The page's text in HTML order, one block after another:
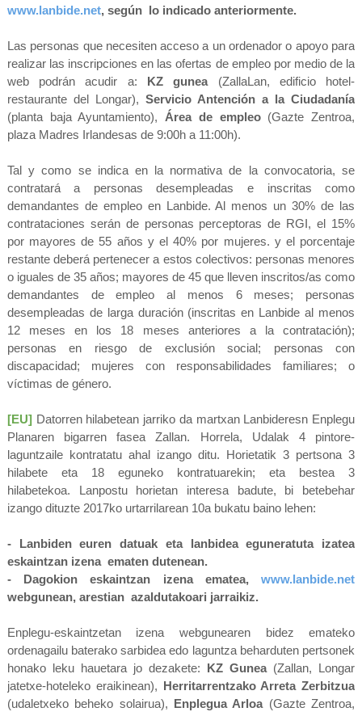
www.lanbide.net, según lo indicado anteriormente.
Las personas que necesiten acceso a un ordenador o apoyo para
realizar las inscripciones en las ofertas de empleo por medio de la
web podrán acudir a: KZ gunea(ZallaLan, edificio hotel-
restaurante del Longar), Servicio Antención a la Ciudadanía
(planta baja Ayuntamiento), Área de empleo(Gazte Zentroa,
plaza Madres Irlandesas de 9:00h a 11:00h).
Tal y como se indica en la normativa de la convocatoria, se
contratará a personas desempleadas e inscritas como
demandantes de empleo en Lanbide. Al menos un 30% de las
contrataciones serán de personas perceptoras de RGI, el 15%
por mayores de 55 años y el 40% por mujeres. y el porcentaje
restante deberá pertenecer a estos colectivos: personas menores
o iguales de 35 años; mayores de 45 que lleven inscritos/as como
demandantes de empleo al menos 6 meses; personas
desempleadas de larga duración (inscritas en Lanbide al menos
12 meses en los 18 meses anteriores a la contratación);
personas en riesgo de exclusión social; personas con
discapacidad; mujeres con responsabilidades familiares; o
víctimas de género.
[EU]Datorren hilabetean jarriko da martxan Lanbideresn Enplegu
Planaren bigarren fasea Zallan. Horrela, Udalak 4 pintore-
laguntzaile kontratatu ahal izango ditu. Horietatik 3 pertsona 3
hilabete eta 18 eguneko kontratuarekin; eta bestea 3
hilabetekoa. Lanpostu horietan interesa badute, bi betebehar
izango dituzte 2017ko urtarrilarean 10a bukatu baino lehen:
- Lanbiden euren datuak eta lanbidea eguneratuta izatea
eskaintzan izena ematen dutenean.
- Dagokion eskaintzan izena ematea,www.lanbide.net
webgunean, arestian azaldutakoari jarraikiz.
Enplegu-eskaintzetan izena webgunearen bidez emateko
ordenagailu baterako sarbidea edo laguntza beharduten pertsonek
honako leku hauetara jo dezakete: KZ Gunea(Zallan, Longar
jatetxe-hoteleko eraikinean), Herritarrentzako Arreta Zerbitzua
(udaletxeko beheko solairua), Enplegua Arloa(Gazte Zentroa,